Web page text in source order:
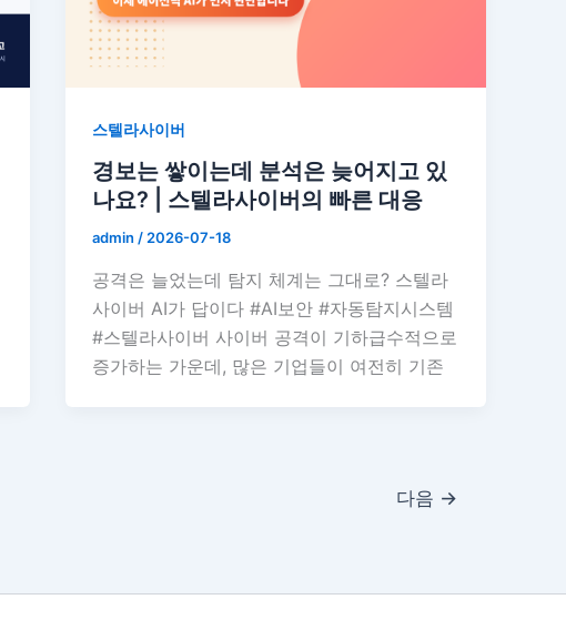
스텔라사이버
경보는 쌓이는데 분석은 늦어지고 있
나요? | 스텔라사이버의 빠른 대응
admin/2026-07-18
공격은 늘었는데 탐지 체계는 그대로? 스텔라
사이버 AI가 답이다 #AI보안 #자동탐지시스템
#스텔라사이버 사이버 공격이 기하급수적으로
증가하는 가운데, 많은 기업들이 여전히 기존
다음 →